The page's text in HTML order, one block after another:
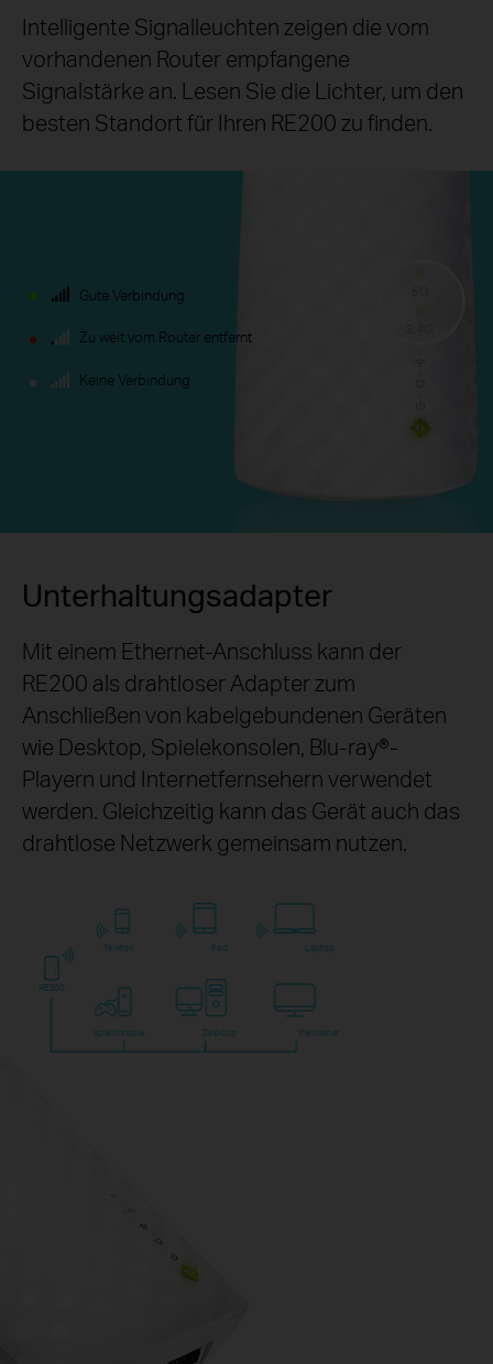
Intelligente Signalleuchten zeigen die vom
vorhandenen Router empfangene
Signalstärke an. Lesen Sie die Lichter, um den
besten Standort für Ihren RE200 zu finden.
Gute Verbindung
Zu weit vom Router entfernt
Keine Verbindung
Unterhaltungsadapter
Mit einem Ethernet-Anschluss kann der
RE200 als drahtloser Adapter zum
Anschließen von kabelgebundenen Geräten
wie Desktop, Spielekonsolen, Blu-ray®-
Playern und Internetfernsehern verwendet
werden. Gleichzeitig kann das Gerät auch das
drahtlose Netzwerk gemeinsam nutzen.
RE200
Telefon Pad Laptop
Spielkonsole Desktop Fernseher